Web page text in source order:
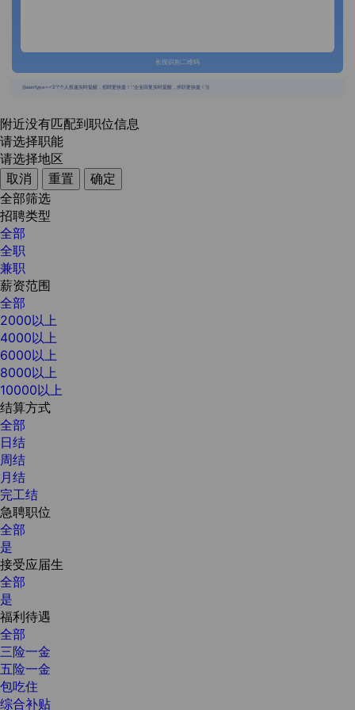
长按识别二维码
{{usertype=='2'?'个人投递实时提醒，招聘更快捷！':'企业回复实时提醒，求职更快捷！'}}
附近没有匹配到职位信息
请选择职能
请选择地区
取消
重置
确定
全部筛选
招聘类型
全部
全职
兼职
薪资范围
全部
2000以上
4000以上
6000以上
8000以上
10000以上
结算方式
全部
日结
周结
月结
完工结
急聘职位
全部
是
接受应届生
全部
是
福利待遇
全部
三险一金
五险一金
包吃住
综合补贴